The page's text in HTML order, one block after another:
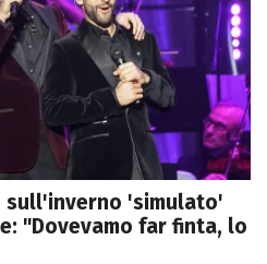
sull'inverno 'simulato'
"Dovevamo far finta, lo